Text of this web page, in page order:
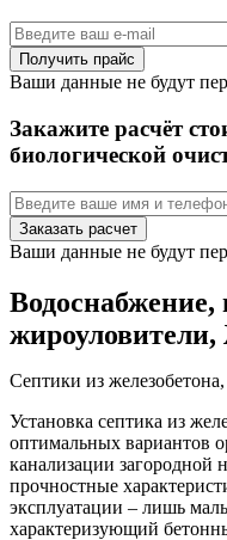
Ваши данные не будут
Закажите расчёт
биологической
Ваши данные не будут
Септики из
Установка септика из
оптимальных вариантов
канализации
прочностные
эксплуатации – лишь
характеризующий